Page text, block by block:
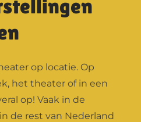
op locatie. Op
het theater of in een
op! Vaak in de
de rest van Nederland